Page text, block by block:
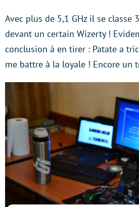
Avec plus de 5,1 GHz il se classe 3
devant un certain Wizerty !
conclusion à en tirer : Patate a
me battre à la loyale ! Encore un